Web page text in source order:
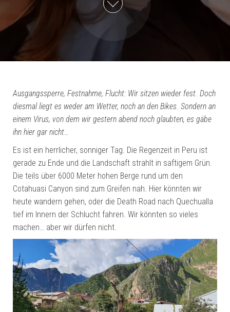
Ausgangssperre, Festnahme, Flucht: Wir sitzen wieder fest. Doch
diesmal liegt es weder am Wetter, noch an den Bikes. Sondern an
einem Virus, von dem wir gestern abend noch glaubten, es gäbe
ihn hier gar nicht…
Es ist ein herrlicher, sonniger Tag. Die Regenzeit in Peru ist
gerade zu Ende und die Landschaft strahlt in saftigem Grün.
Die teils über 6000 Meter hohen Berge rund um den
Cotahuasi Canyon sind zum Greifen nah. Hier könnten wir
heute wandern gehen, oder die Death Road nach Quechualla
tief im Innern der Schlucht fahren. Wir könnten so vieles
machen… aber wir dürfen nicht.